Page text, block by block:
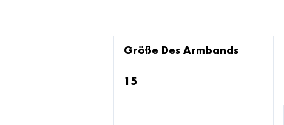
Größe Des Armbands
15